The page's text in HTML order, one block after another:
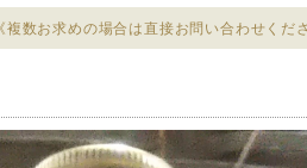
数お求めの場合は直接お問い合わせくださ